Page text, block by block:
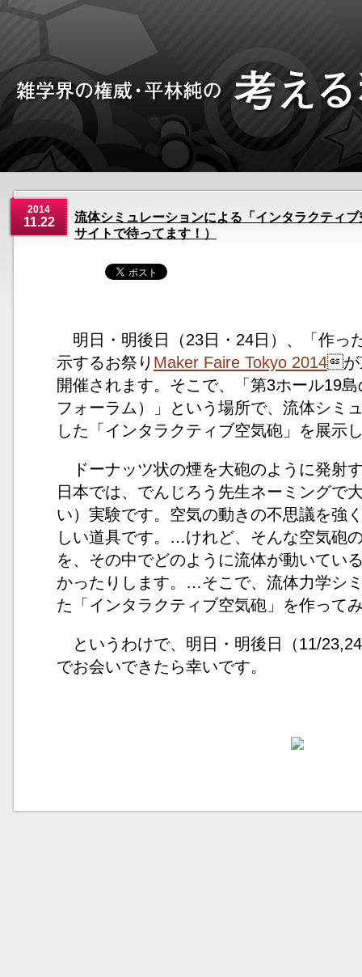
2014
11.22
流体シミュレーションによる「インタラクティ
サイトで待ってます！）
明日・明後日（23日・24日）、「作っ
示するお祭り Maker Faire Tokyo 2014 が
開催されます。そこで、「第3ホール19
フォーラム）」という場所で、流体シミ
した「インタラクティブ空気砲」を展示
ドーナッツ状の煙を大砲のように発射
日本では、でんじろう先生ネーミングで
い）実験です。空気の動きの不思議を強
しい道具です。…けれど、そんな空気砲
を、その中でどのように流体が動いてい
かったりします。…そこで、流体力学シ
た「インタラクティブ空気砲」を作って
というわけで、明日・明後日（11/
でお会いできたら幸いです。